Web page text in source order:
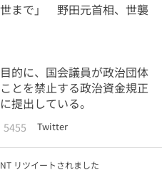
世まで」 野田元首相、世襲
的に、国会議員が政治団体
とを禁止する政治資金規正
提出している。
5455 Twitter
リツイートされました